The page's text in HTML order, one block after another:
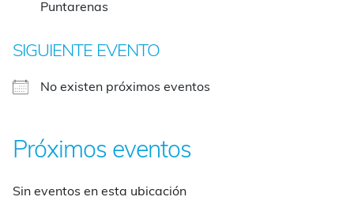
Puntarenas
SIGUIENTE EVENTO
No existen próximos eventos
Próximos eventos
Sin eventos en esta ubicación